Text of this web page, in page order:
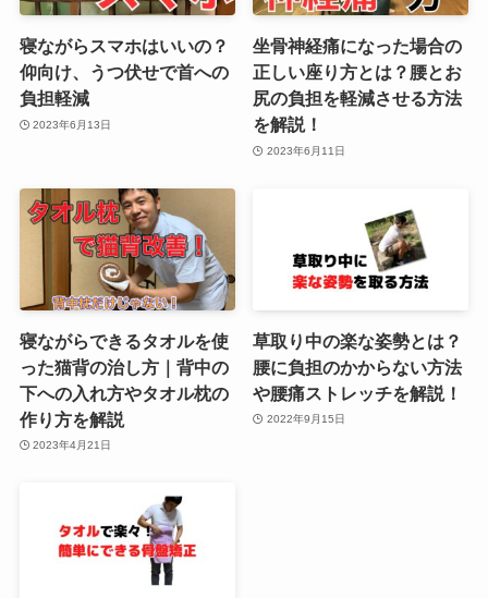
寝ながらスマホはいいの？
仰向け、うつ伏せで首への
負担軽減
2023年6月13日
坐骨神経痛になった場合の
正しい座り方とは？腰とお
尻の負担を軽減させる方法
を解説！
2023年6月11日
寝ながらできるタオルを使
った猫背の治し方｜背中の
下への入れ方やタオル枕の
作り方を解説
2023年4月21日
草取り中の楽な姿勢とは？
腰に負担のかからない方法
や腰痛ストレッチを解説！
2022年9月15日